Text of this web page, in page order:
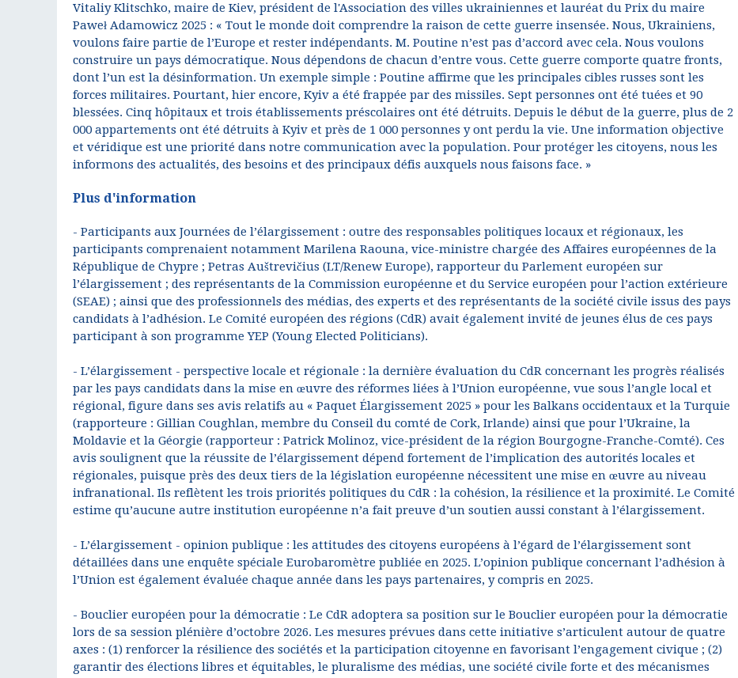
Vitaliy Klitschko, maire de Kiev, président de l'Association des villes ukrainiennes et lauréat du Prix du maire
Paweł Adamowicz 2025 : « Tout le monde doit comprendre la raison de cette guerre insensée. Nous, Ukrainiens,
voulons faire partie de l’Europe et rester indépendants. M. Poutine n’est pas d’accord avec cela. Nous voulons
construire un pays démocratique. Nous dépendons de chacun d’entre vous. Cette guerre comporte quatre fronts,
dont l’un est la désinformation. Un exemple simple : Poutine affirme que les principales cibles russes sont les
forces militaires. Pourtant, hier encore, Kyiv a été frappée par des missiles. Sept personnes ont été tuées et 90
blessées. Cinq hôpitaux et trois établissements préscolaires ont été détruits. Depuis le début de la guerre, plus de 2
000 appartements ont été détruits à Kyiv et près de 1 000 personnes y ont perdu la vie. Une information objective
et véridique est une priorité dans notre communication avec la population. Pour protéger les citoyens, nous les
informons des actualités, des besoins et des principaux défis auxquels nous faisons face. »
Plus d'information
- Participants aux Journées de l’élargissement : outre des responsables politiques locaux et régionaux, les
participants comprenaient notamment Marilena Raouna, vice-ministre chargée des Affaires européennes de la
République de Chypre ; Petras Auštrevičius (LT/Renew Europe), rapporteur du Parlement européen sur
l’élargissement ; des représentants de la Commission européenne et du Service européen pour l’action extérieure
(SEAE) ; ainsi que des professionnels des médias, des experts et des représentants de la société civile issus des pays
candidats à l’adhésion. Le Comité européen des régions (CdR) avait également invité de jeunes élus de ces pays
participant à son programme YEP (Young Elected Politicians).
- L’élargissement - perspective locale et régionale : la dernière évaluation du CdR concernant les progrès réalisés
par les pays candidats dans la mise en œuvre des réformes liées à l’Union européenne, vue sous l’angle local et
régional, figure dans ses avis relatifs au « Paquet Élargissement 2025 » pour les Balkans occidentaux et la Turquie
(rapporteure : Gillian Coughlan, membre du Conseil du comté de Cork, Irlande) ainsi que pour l’Ukraine, la
Moldavie et la Géorgie (rapporteur : Patrick Molinoz, vice-président de la région Bourgogne-Franche-Comté). Ces
avis soulignent que la réussite de l’élargissement dépend fortement de l’implication des autorités locales et
régionales, puisque près des deux tiers de la législation européenne nécessitent une mise en œuvre au niveau
infranational. Ils reflètent les trois priorités politiques du CdR : la cohésion, la résilience et la proximité. Le Comité
estime qu’aucune autre institution européenne n’a fait preuve d’un soutien aussi constant à l’élargissement.
- L’élargissement - opinion publique : les attitudes des citoyens européens à l’égard de l’élargissement sont
détaillées dans une enquête spéciale Eurobaromètre publiée en 2025. L’opinion publique concernant l’adhésion à
l’Union est également évaluée chaque année dans les pays partenaires, y compris en 2025.
- Bouclier européen pour la démocratie : Le CdR adoptera sa position sur le Bouclier européen pour la démocratie
lors de sa session plénière d’octobre 2026. Les mesures prévues dans cette initiative s’articulent autour de quatre
axes : (1) renforcer la résilience des sociétés et la participation citoyenne en favorisant l’engagement civique ; (2)
garantir des élections libres et équitables, le pluralisme des médias, une société civile forte et des mécanismes